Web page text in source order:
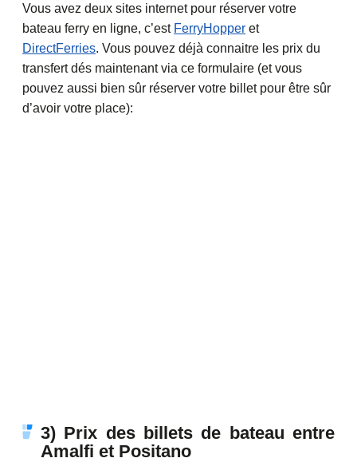
Vous avez deux sites internet pour réserver votre
bateau ferry en ligne, c’est FerryHopper et
DirectFerries. Vous pouvez déjà connaitre les prix du
transfert dés maintenant via ce formulaire (et vous
pouvez aussi bien sûr réserver votre billet pour être sûr
d’avoir votre place):
3) Prix des billets de bateau entre
Amalfi et Positano